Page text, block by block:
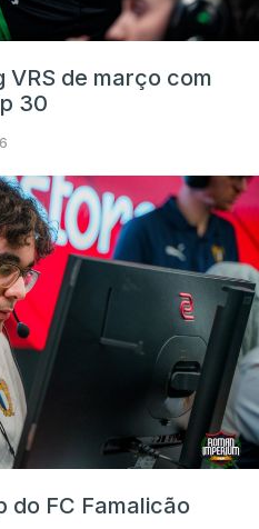
de março com
30
do FC Famalicão